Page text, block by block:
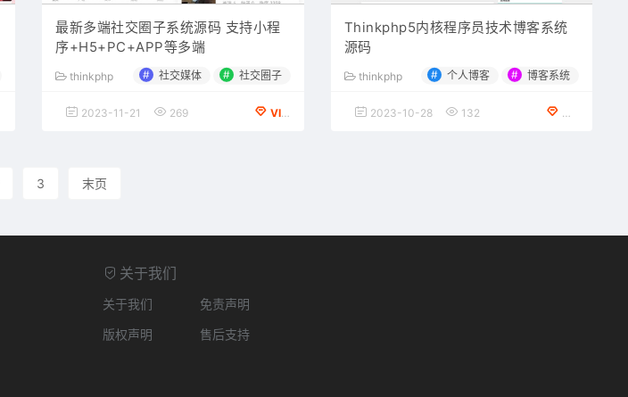
最新多端社交圈子系统源码 支持小程
序+H5+PC+APP等多端
thinkphp # 社交媒体 # 社交圈子
2023-11-21 269 VIP会员专享
Thinkphp5内核程序员技术博客系统
源码
thinkphp # 个人博客 # 博客系统
2023-10-28 132
3 末页
关于我们
关于我们
免责声明
版权声明
售后支持